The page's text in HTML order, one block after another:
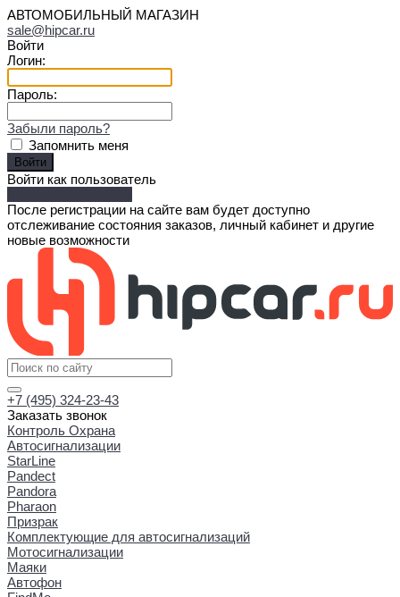
АВТОМОБИЛЬНЫЙ МАГАЗИН
sale@hipcar.ru
Войти
Логин:
Пароль:
Забыли пароль?
Запомнить меня
Войти как пользователь
После регистрации на сайте вам будет доступно
отслеживание состояния заказов, личный кабинет и другие
новые возможности
+7 (495) 324-23-43
Заказать звонок
Контроль Охрана
Автосигнализации
StarLine
Pandect
Pandora
Pharaon
Призрак
Комплектующие для автосигнализаций
Мотосигнализации
Маяки
Автофон